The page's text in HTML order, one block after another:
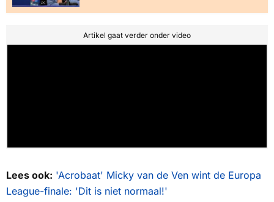
Artikel gaat verder onder video
Lees ook: 'Acrobaat' Micky van de Ven wint de Europa
League-finale: 'Dit is niet normaal!'